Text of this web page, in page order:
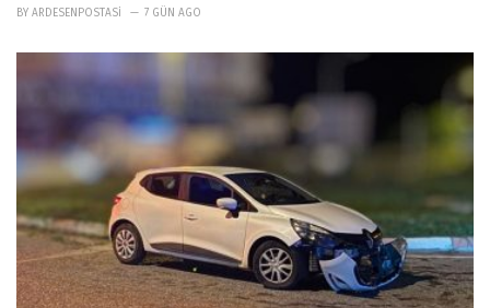
BY ARDESENPOSTASI 7 GÜN AGO